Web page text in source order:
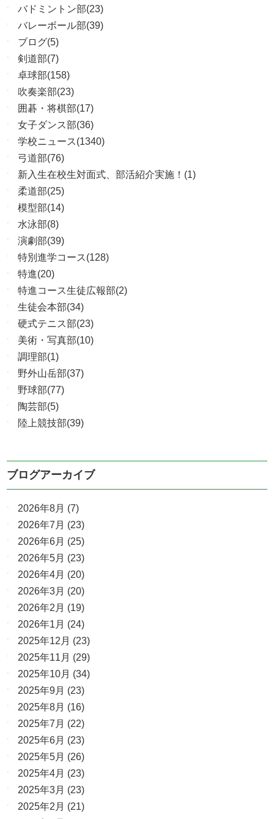
バドミントン部(23)
バレーボール部(39)
ブログ(5)
剣道部(7)
卓球部(158)
吹奏楽部(23)
囲碁・将棋部(17)
女子ダンス部(36)
学校ニュース(1340)
弓道部(76)
新入生在校生対面式、部活紹介実施！(1)
柔道部(25)
模型部(14)
水泳部(8)
演劇部(39)
特別進学コース(128)
特進(20)
特進コース生徒広報部(2)
生徒会本部(34)
硬式テニス部(23)
美術・写真部(10)
調理部(1)
野外山岳部(37)
野球部(77)
陶芸部(5)
陸上競技部(39)
ブログアーカイブ
2026年8月 (7)
2026年7月 (23)
2026年6月 (25)
2026年5月 (23)
2026年4月 (20)
2026年3月 (20)
2026年2月 (19)
2026年1月 (24)
2025年12月 (23)
2025年11月 (29)
2025年10月 (34)
2025年9月 (23)
2025年8月 (16)
2025年7月 (22)
2025年6月 (23)
2025年5月 (26)
2025年4月 (23)
2025年3月 (23)
2025年2月 (21)